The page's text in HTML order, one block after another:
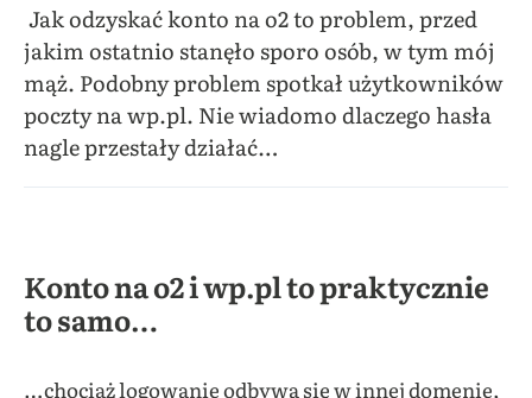
Jak odzyskać konto na o2 to problem, przed
jakim ostatnio stanęło sporo osób, w tym mój
mąż. Podobny problem spotkał użytkowników
poczty na wp.pl. Nie wiadomo dlaczego hasła
nagle przestały działać…
Konto na o2 i wp.pl to praktycznie
to samo…
…chociaż logowanie odbywa się w innej domenie,